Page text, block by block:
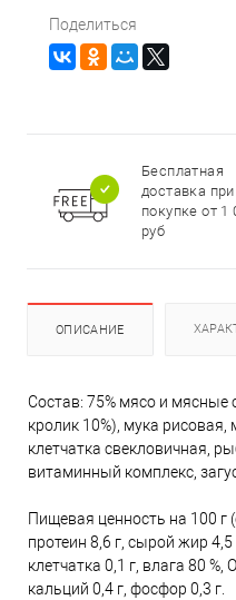
Поделиться
Бесплатная
доставка при
покупке от 1
руб
ОПИСАНИЕ
Состав: 75% мясо и мясные
кролик 10%), мука
клетчатка свекловичная,
витаминный комплекс,
Пищевая ценность на 100 г
протеин 8,6 г, сырой жир
клетчатка 0,1 г, влага 80 %,
кальций 0,4 г, фосфор 0,3 г.